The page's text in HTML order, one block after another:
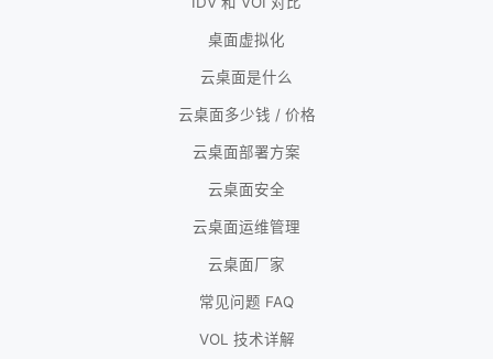
桌面虚拟化
云桌面是什么
云桌面多少钱 / 价格
云桌面部署方案
云桌面安全
云桌面运维管理
云桌面厂家
常见问题 FAQ
VOL 技术详解